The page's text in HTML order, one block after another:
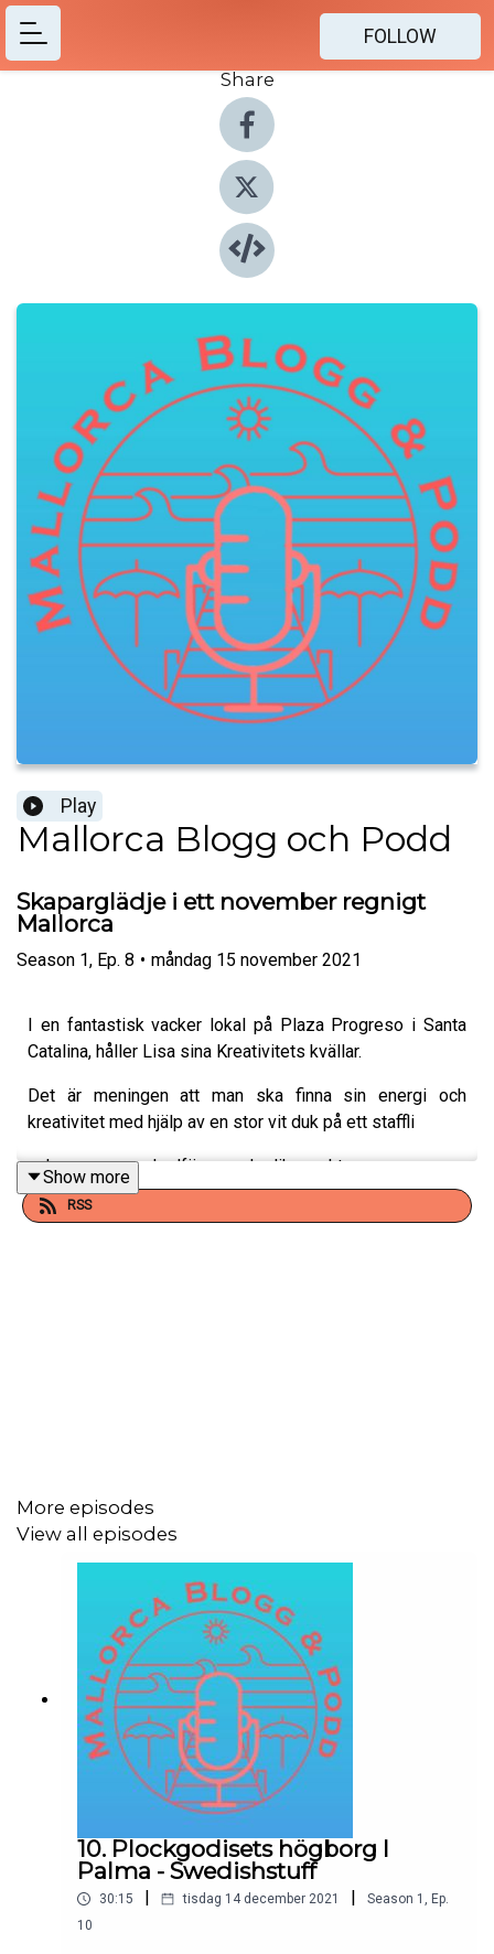
FOLLOW
Share
Play
Mallorca Blogg och Podd
Skaparglädje i ett november regnigt
Mallorca
Season 1, Ep. 8 • måndag 15 november 2021
I en fantastisk vacker lokal på Plaza Progreso i Santa
Catalina, håller Lisa sina Kreativitets kvällar.
Det är meningen att man ska finna sin energi och
kreativitet med hjälp av en stor vit duk på ett staffli
och massor av akrylfärger och olika verktyg
Show more
RSS
More episodes
View all episodes
10. Plockgodisets högborg I
Palma - Swedishstuff
30:15 tisdag 14 december 2021 Season 1 , Ep.
10